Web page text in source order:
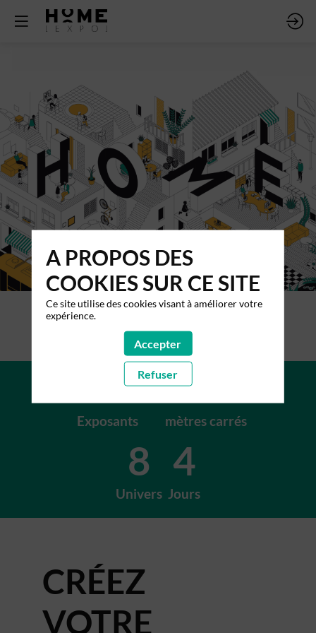
+200
Exposants
+15K
mètres carrés
8
Univers
4
Jours
CRÉEZ
VOTRE
A PROPOS DES
COOKIES SUR CE SITE
Ce site utilise des cookies visant à améliorer votre
expérience.
Accepter
Refuser